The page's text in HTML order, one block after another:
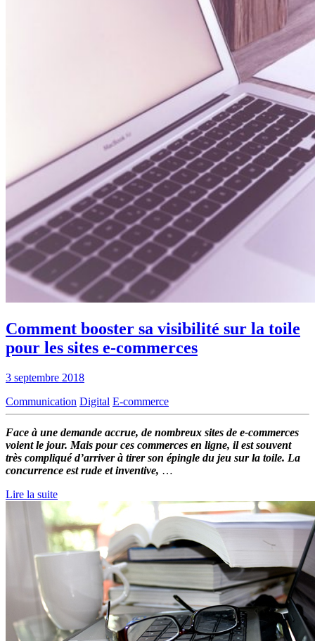
Comment booster sa visibilité sur la toile
pour les sites e-commerces
3 septembre 2018
Communication Digital E-commerce
Face à une demande accrue, de nombreux sites de e-commerces
voient le jour. Mais pour ces commerces en ligne, il est souvent
très compliqué d’arriver à tirer son épingle du jeu sur la toile. La
concurrence est rude et inventive, …
Lire la suite